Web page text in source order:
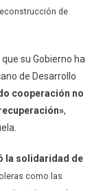
de
su Gobierno ha
de Desarrollo
cooperación no
,
la solidaridad de
como las